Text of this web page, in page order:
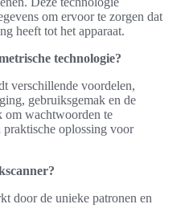
om ervoor te zorgen dat
heeft tot het apparaat.
technologie?
verschillende voordelen,
gebruiksgemak en de
om wachtwoorden te
oplossing voor
door de unieke patronen en